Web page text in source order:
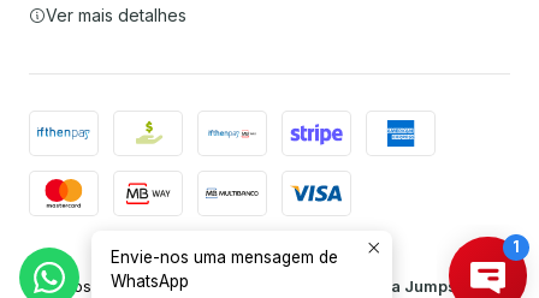
Ver mais detalhes
2026 JJ Pinto Lda.
Todos os Direitos Reservados.
Com tecnologia Jumpseller.
Envie-nos uma mensagem de
WhatsApp